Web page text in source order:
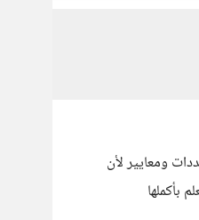
ومعايير لأن
بأكملها